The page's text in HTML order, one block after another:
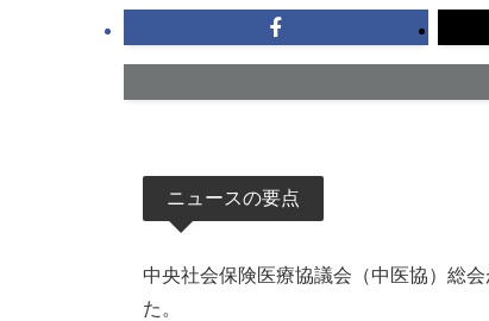
ニュースの要点
中央社会保険医療協議会（中医協）総
た。